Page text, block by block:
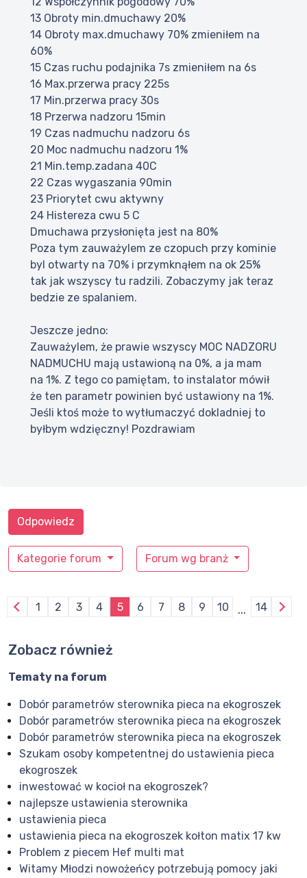
13 Obroty min.dmuchawy 20%
14 Obroty max.dmuchawy 70% zmieniłem na
60%
15 Czas ruchu podajnika 7s zmieniłem na 6s
16 Max.przerwa pracy 225s
17 Min.przerwa pracy 30s
18 Przerwa nadzoru 15min
19 Czas nadmuchu nadzoru 6s
20 Moc nadmuchu nadzoru 1%
21 Min.temp.zadana 40C
22 Czas wygaszania 90min
23 Priorytet cwu aktywny
24 Histereza cwu 5 C
Dmuchawa przysłonięta jest na 80%
Poza tym zauważylem ze czopuch przy kominie
byl otwarty na 70% i przymknąłem na ok 25%
tak jak wszyscy tu radzili. Zobaczymy jak teraz
bedzie ze spalaniem.
Jeszcze jedno:
Zauważylem, że prawie wszyscy MOC NADZORU
NADMUCHU mają ustawioną na 0%, a ja mam
na 1%. Z tego co pamiętam, to instalator mówił
że ten parametr powinien być ustawiony na 1%.
Jeśli ktoś może to wytłumaczyć dokladniej to
byłbym wdzięczny! Pozdrawiam
Kategorie forum Forum wg branż
Odpowiedz
1 2 3 4 5 6 7 8 9 10 ... 14
Zobacz również
Tematy na forum
Dobór parametrów sterownika pieca na ekogroszek
Dobór parametrów sterownika pieca na ekogroszek
Dobór parametrów sterownika pieca na ekogroszek
Szukam osoby kompetentnej do ustawienia pieca
ekogroszek
inwestować w kocioł na ekogroszek?
najlepsze ustawienia sterownika
ustawienia pieca
ustawienia pieca na ekogroszek kołton matix 17 kw
Problem z piecem Hef multi mat
Witamy Młodzi nowożeńcy potrzebują pomocy jaki